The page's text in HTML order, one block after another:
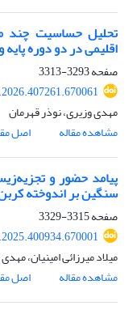
تحلیل حساسیت چند
اقلیمی در دو دوره
صفحه3293-3313
مهدی وزیری، نوذر قهرمان
مشاهده مقاله
اصل
پیامد حضور و
سنگین بر اندوخته
صفحه3315-3329
میلاد میرزائی امینیان،
مشاهده مقاله
اصل